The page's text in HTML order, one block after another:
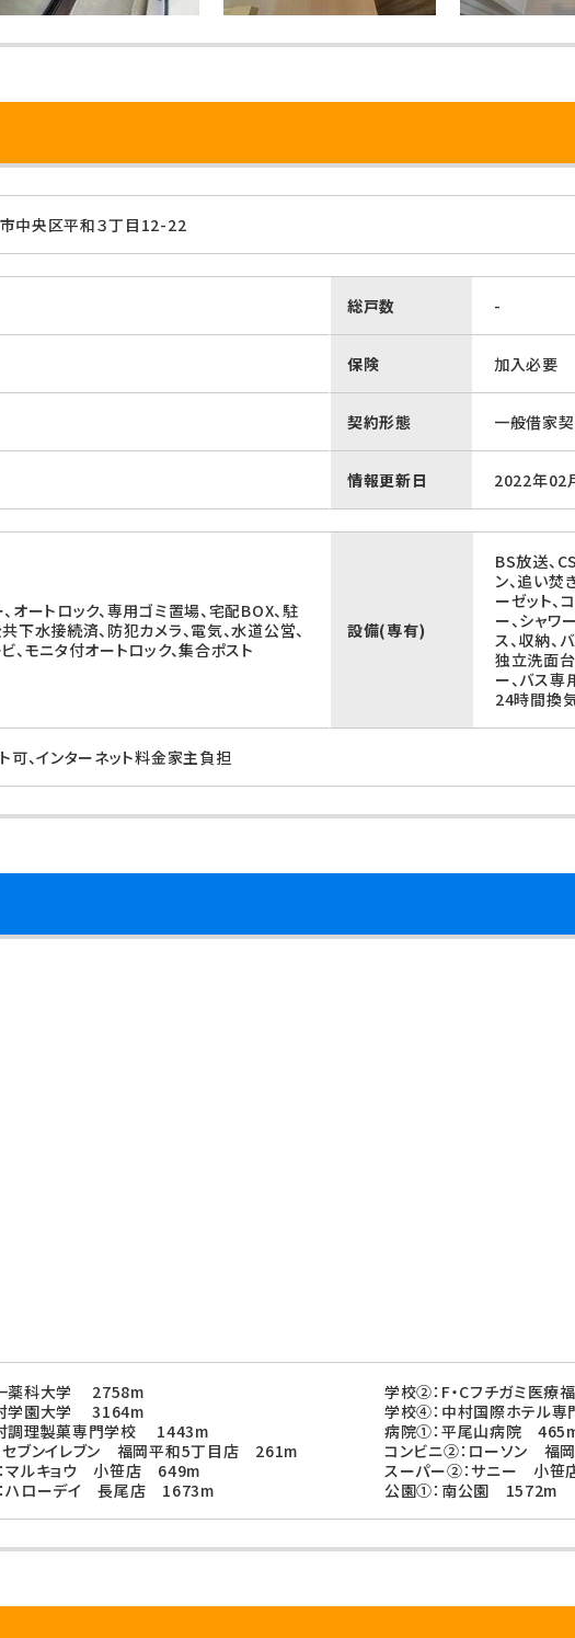
中央区平和３丁目12-22
総戸数 -
保険 加入必要
契約形態 一般借家
情報更新日 2022年02
オートロック、専用ゴミ置場、宅配BOX、駐
下水接続済、防犯カメラ、電気、水道公営、
、モニタ付オートロック、集合ポスト
設備(専有)
BS放送、
ン、追い焚
ーゼット、
ー、シャワ
ス、収納、
独立洗面台
ー、バス専
24時間換
可、インターネット料金家主負担
薬科大学 2758m
学校②：F・Cフチガミ医
学園大学 3164m
学校④：中村国際ホテル
調理製菓専門学校 1443m
病院①：平尾山病院
セブンイレブン 福岡平和5丁目店 261m
コンビニ②：ローソン 福
マルキョウ 小笹店 649m
スーパー②：サニー 小
ハローデイ 長尾店 1673m
公園①：南公園 1572m